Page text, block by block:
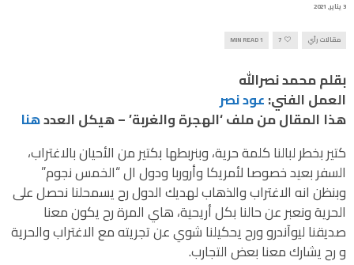
3 يناير, 2021
مقالات رأي 7
1 MIN READ
بقلم محمد نصرالله
العمل الفني:عود نصر
هذا المقال من ملف ‘الهجرة والغربة’ – هيكل العددهنا
كتير بخطر لبالنا كلمة حرية، وبنربطها بكتير من الأحيان بالاغتراب،
السفر بعيد خصوصا لأمريكا وأروربا ودول ال “الخمس نجوم”
وبنظن انه الاغتراب والذهاب لهديك الدول رح يسمحلنا نحصل على
الحرية ونعبر عن حالنا بكل أريحية، هاي المرة رح يكون معنا
صديقنا ليوآندرو ورح يحكيلنا شوي عن تجريته مع الاغتراب والحرية
و رح يشارك معنا بعض التجارب.